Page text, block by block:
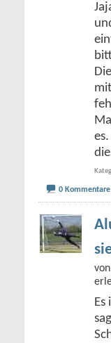
0 Kommentare
von